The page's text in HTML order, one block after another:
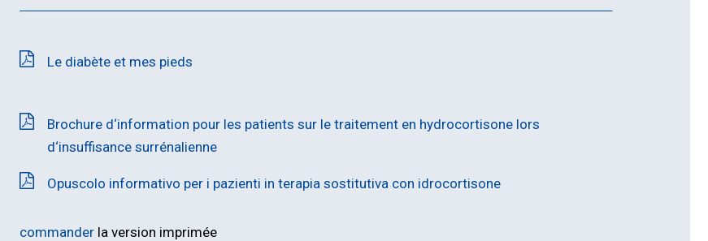
Le diabète et mes pieds
Brochure d‘information pour les patients sur le traitement en hydrocortisone lors
d‘insuffisance surrénalienne
Opuscolo informativo per i pazienti in terapia sostitutiva con idrocortisone
commander la version imprimée